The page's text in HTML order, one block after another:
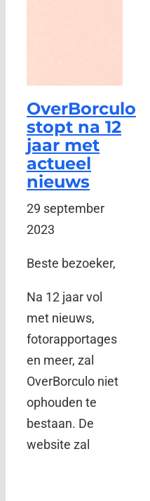
OverBorculo
stopt na 12
jaar met
actueel
nieuws
29 september
2023
Beste bezoeker,
Na 12 jaar vol
met nieuws,
fotorapportages
en meer, zal
OverBorculo niet
ophouden te
bestaan. De
website zal